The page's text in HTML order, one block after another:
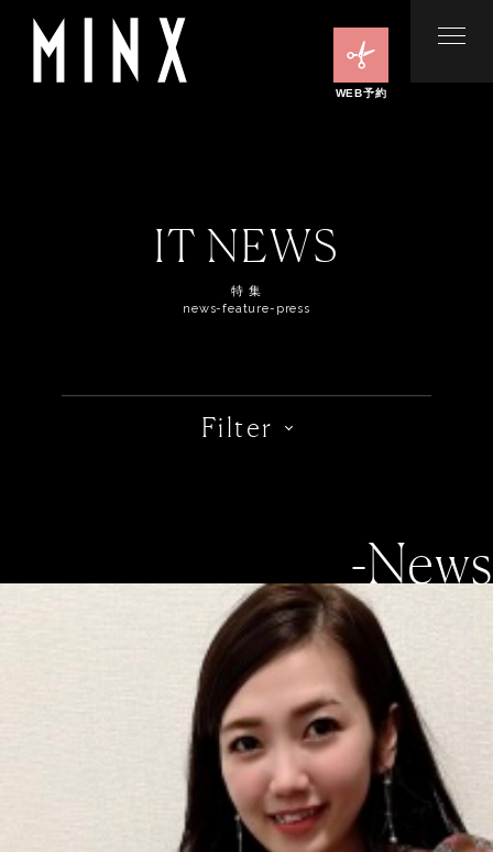
WEB予約
IT NEWS
特 集
news-feature-press
Filter
-News